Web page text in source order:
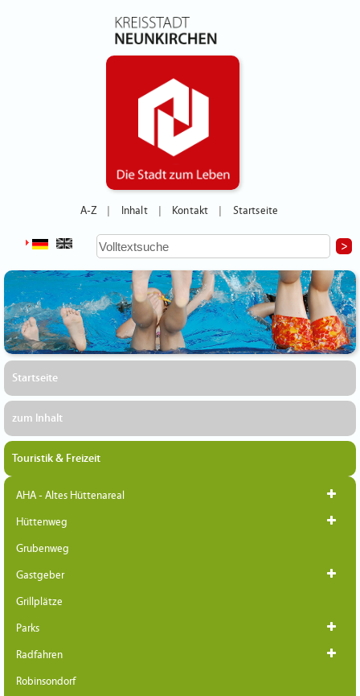
A-Z Inhalt Kontakt Startseite
Startseite
zum Inhalt
Touristik & Freizeit
AHA - Altes Hüttenareal
Hüttenweg
Grubenweg
Gastgeber
Grillplätze
Parks
Radfahren
Robinsondorf